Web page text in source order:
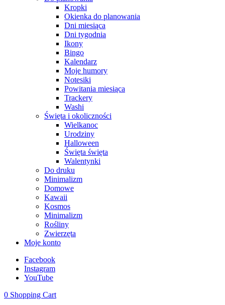
Kropki
Okienka do planowania
Dni miesiąca
Dni tygodnia
Ikony
Bingo
Kalendarz
Moje humory
Notesiki
Powitania miesiąca
Trackery
Washi
Święta i okoliczności
Wielkanoc
Urodziny
Halloween
Święta święta
Walentynki
Do druku
Minimalizm
Domowe
Kawaii
Kosmos
Minimalizm
Rośliny
Zwierzęta
Moje konto
Facebook
Instagram
YouTube
0 Shopping Cart